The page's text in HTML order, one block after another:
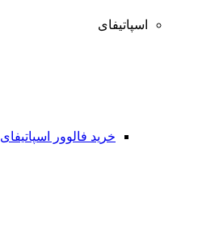
اسپاتیفای
خرید فالوور اسپاتیفای